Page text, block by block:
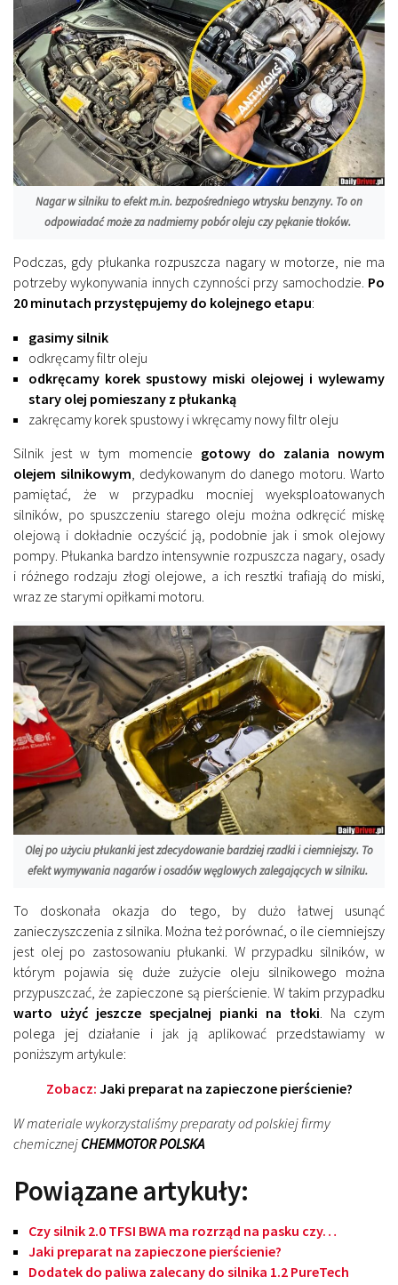
Nagar w silniku to efekt m.in. bezpośredniego wtrysku benzyny. To on
odpowiadać może za nadmierny pobór oleju czy pękanie tłoków.
Podczas, gdy płukanka rozpuszcza nagary w motorze, nie ma
potrzeby wykonywania innych czynności przy samochodzie. Po
20 minutach przystępujemy do kolejnego etapu:
gasimy silnik
odkręcamy filtr oleju
odkręcamy korek spustowy miski olejowej i wylewamy
stary olej pomieszany z płukanką
zakręcamy korek spustowy i wkręcamy nowy filtr oleju
Silnik jest w tym momencie gotowy do zalania nowym
olejem silnikowym, dedykowanym do danego motoru. Warto
pamiętać, że w przypadku mocniej wyeksploatowanych
silników, po spuszczeniu starego oleju można odkręcić miskę
olejową i dokładnie oczyścić ją, podobnie jak i smok olejowy
pompy. Płukanka bardzo intensywnie rozpuszcza nagary, osady
i różnego rodzaju złogi olejowe, a ich resztki trafiają do miski,
wraz ze starymi opiłkami motoru.
Olej po użyciu płukanki jest zdecydowanie bardziej rzadki i ciemniejszy. To
efekt wymywania nagarów i osadów węglowych zalegających w silniku.
To doskonała okazja do tego, by dużo łatwej usunąć
zanieczyszczenia z silnika. Można też porównać, o ile ciemniejszy
jest olej po zastosowaniu płukanki. W przypadku silników, w
którym pojawia się duże zużycie oleju silnikowego można
przypuszczać, że zapieczone są pierścienie. W takim przypadku
warto użyć jeszcze specjalnej pianki na tłoki. Na czym
polega jej działanie i jak ją aplikować przedstawiamy w
poniższym artykule:
Zobacz: Jaki preparat na zapieczone pierścienie?
W materiale wykorzystaliśmy preparaty od polskiej firmy
chemicznej CHEMMOTOR POLSKA
Powiązane artykuły:
Czy silnik 2.0 TFSI BWA ma rozrząd na pasku czy…
Jaki preparat na zapieczone pierścienie?
Dodatek do paliwa zalecany do silnika 1.2 PureTech